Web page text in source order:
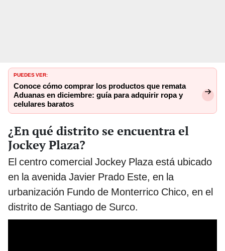
PUEDES VER:
Conoce cómo comprar los productos que remata
Aduanas en diciembre: guía para adquirir ropa y
celulares baratos
¿En qué distrito se encuentra el
Jockey Plaza?
El centro comercial Jockey Plaza está ubicado
en la avenida Javier Prado Este, en la
urbanización Fundo de Monterrico Chico, en el
distrito de Santiago de Surco.